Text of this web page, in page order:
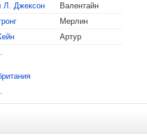
Л. Джексон
Валентайн
Мерлин
Артур